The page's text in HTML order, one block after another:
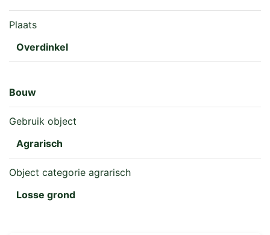
Plaats
Overdinkel
Bouw
Gebruik object
Agrarisch
Object categorie agrarisch
Losse grond